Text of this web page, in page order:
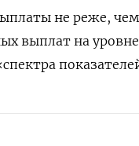
не реже,
выплат ‌на уровне